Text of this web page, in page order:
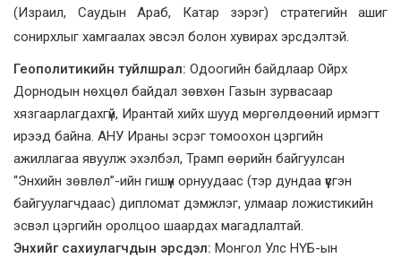
(Израил, Саудын Араб, Катар зэрэг) стратегийн ашиг
сонирхлыг хамгаалах эвсэл болон хувирах эрсдэлтэй.
Геополитикийн туйлшрал: Одоогийн байдлаар Ойрх
Дорнодын нөхцөл байдал зөвхөн Газын зурвасаар
хязгаарлагдахгүй, Ирантай хийх шууд мөргөлдөөний ирмэгт
ирээд байна. АНУ Ираны эсрэг томоохон цэргийн
ажиллагаа явуулж эхэлбэл, Трамп өөрийн байгуулсан
“Энхийн зөвлөл”-ийн гишүүн орнуудаас (тэр дундаа үүсгэн
байгуулагчдаас) дипломат дэмжлэг, улмаар ложистикийн
эсвэл цэргийн оролцоо шаардах магадлалтай.
Энхийг сахиулагчдын эрсдэл: Монгол Улс НҮБ-ын